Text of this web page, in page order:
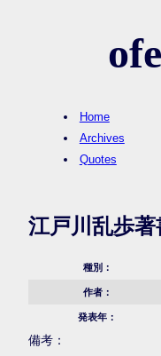
Home
Archives
Quotes
江戸川乱歩
種別：
作者：
発表年：
備考：